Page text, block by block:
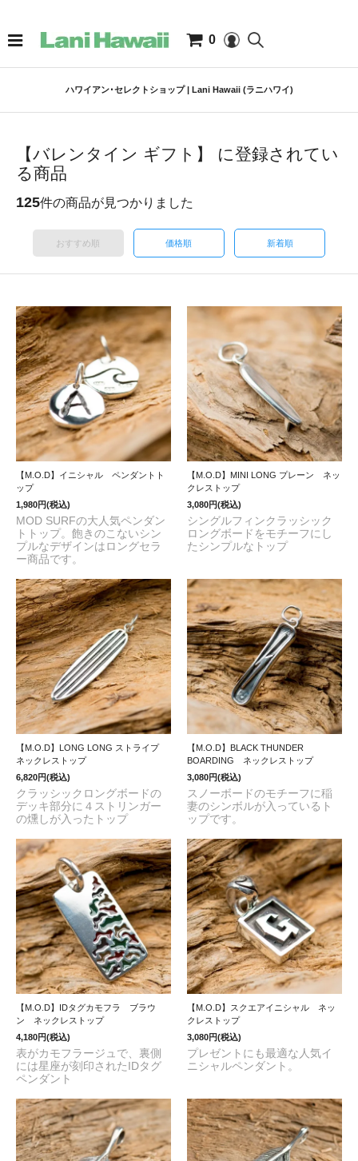
0
ハワイアン･セレクトショップ | Lani Hawaii (ラニハワイ)
【バレンタイン ギフト】 に登録されてい
る商品
125件の商品が見つかりました
おすすめ順 価格順 新着順
【M.O.D】イニシャル ペンダントト
ップ
1,980円(税込)
MOD SURFの大人気ペンダン
トトップ。飽きのこないシン
プルなデザインはロングセラ
ー商品です。
【M.O.D】MINI LONG プレーン ネッ
クレストップ
3,080円(税込)
シングルフィンクラッシック
ロングボードをモチーフにし
たシンプルなトップ
【M.O.D】LONG LONG ストライプ
ネックレストップ
6,820円(税込)
クラッシックロングボードの
デッキ部分に４ストリンガー
の燻しが入ったトップ
【M.O.D】BLACK THUNDER
BOARDING ネックレストップ
3,080円(税込)
スノーボードのモチーフに稲
妻のシンボルが入っているト
ップです。
【M.O.D】IDタグカモフラ ブラウ
ン ネックレストップ
4,180円(税込)
表がカモフラージュで、裏側
には星座が刻印されたIDタグ
ペンダント
【M.O.D】スクエアイニシャル ネッ
クレストップ
3,080円(税込)
プレゼントにも最適な人気イ
ニシャルペンダント。